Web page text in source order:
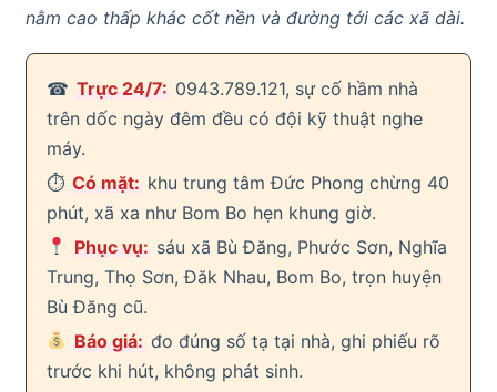
nằm cao thấp khác cốt nền và đường tới các xã dài.
☎ Trực 24/7: 0943.789.121, sự cố hầm nhà
trên dốc ngày đêm đều có đội kỹ thuật nghe
máy.
⏱ Có mặt: khu trung tâm Đức Phong chừng 40
phút, xã xa như Bom Bo hẹn khung giờ.
Phục vụ: sáu xã Bù Đăng, Phước Sơn, Nghĩa
Trung, Thọ Sơn, Đăk Nhau, Bom Bo, trọn huyện
Bù Đăng cũ.
Báo giá: đo đúng số tạ tại nhà, ghi phiếu rõ
trước khi hút, không phát sinh.